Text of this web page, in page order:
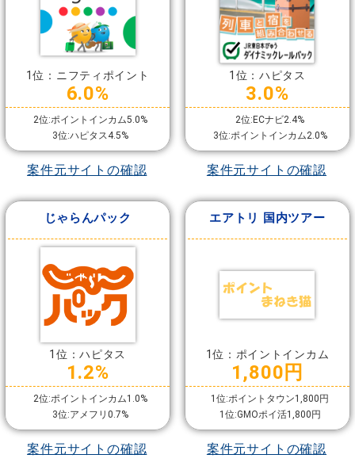
1位：ニフティポイント
6.0%
2位:ポイントインカム5.0%
3位:ハピタス4.5%
案件元サイトの確認
1位：ハピタス
3.0%
2位:ECナビ2.4%
3位:ポイントインカム2.0%
案件元サイトの確認
じゃらんパック
1位：ハピタス
1.2%
2位:ポイントインカム1.0%
3位:アメフリ0.7%
案件元サイトの確認
エアトリ 国内ツアー
1位：ポイントインカム
1,800円
1位:ポイントタウン1,800円
1位:GMOポイ活1,800円
案件元サイトの確認